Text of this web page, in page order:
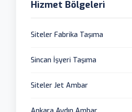
Hizmet Bölgeleri
Siteler Fabrika Taşıma
Sincan İşyeri Taşıma
Siteler Jet Ambar